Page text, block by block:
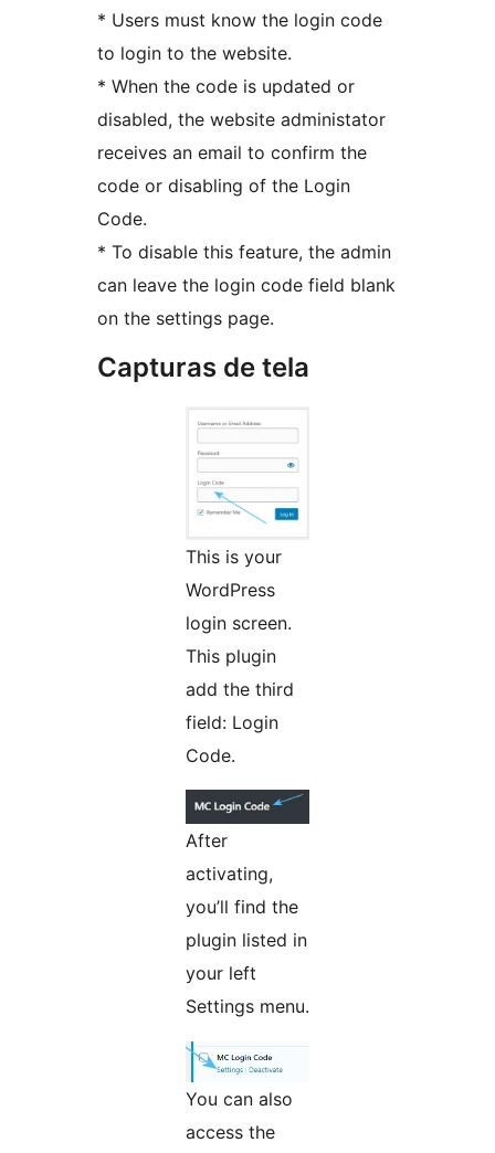
* Users must know the login code
to login to the website.
* When the code is updated or
disabled, the website administator
receives an email to confirm the
code or disabling of the Login
Code.
* To disable this feature, the admin
can leave the login code field blank
on the settings page.
Capturas de tela
This is your
WordPress
login screen.
This plugin
add the third
field: Login
Code.
After
activating,
you’ll find the
plugin listed in
your left
Settings menu.
You can also
access the